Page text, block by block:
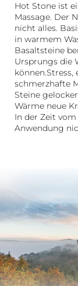
Hot Stone ist
Massage. Der
nicht alles.
in warmem
Basaltsteine
Ursprungs die
können.Stress,
schmerzhafte
Steine
Wärme neue
In der Zeit vom
Anwendung